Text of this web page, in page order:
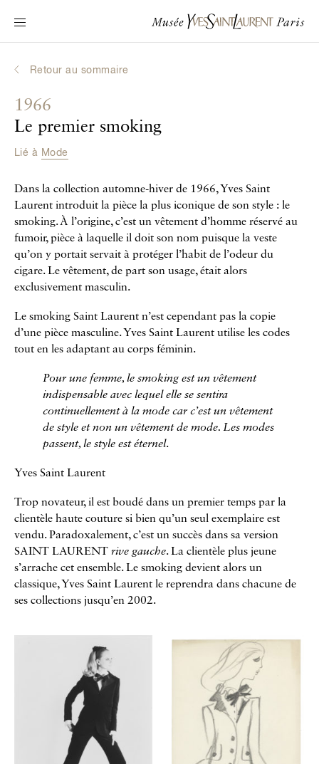
Navigation principale
Venir au musée
Biographies interactives
Les Chroniques
La Collection
Le Musée
La Fondation
Retour au sommaire
1966
Le premier smoking
Lié à Mode
Dans la collection automne-hiver de 1966, Yves Saint
Laurent introduit la pièce la plus iconique de son style : le
smoking. À l’origine, c’est un vêtement d’homme réservé au
fumoir, pièce à laquelle il doit son nom puisque la veste
qu’on y portait servait à protéger l’habit de l’odeur du
cigare. Le vêtement, de part son usage, était alors
exclusivement masculin.
Le smoking Saint Laurent n’est cependant pas la copie
d’une pièce masculine. Yves Saint Laurent utilise les codes
tout en les adaptant au corps féminin.
Pour une femme, le smoking est un vêtement
indispensable avec lequel elle se sentira
continuellement à la mode car c’est un vêtement
de style et non un vêtement de mode. Les modes
passent, le style est éternel.
Yves Saint Laurent
Trop novateur, il est boudé dans un premier temps par la
clientèle haute couture si bien qu’un seul exemplaire est
vendu. Paradoxalement, c’est un succès dans sa version
SAINT LAURENT rive gauche. La clientèle plus jeune
s’arrache cet ensemble. Le smoking devient alors un
classique, Yves Saint Laurent le reprendra dans chacune de
ses collections jusqu’en 2002.